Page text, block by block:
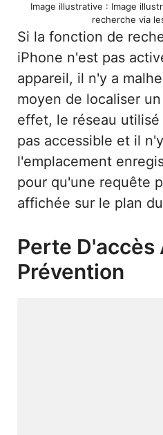
Image illustrative : Image
recherche via
Si la fonction de
iPhone n'est pas
appareil, il n'y a
moyen de localiser
effet, le réseau
pas accessible et il
l'emplacement
pour qu'une requête
affichée sur le plan
Perte D'accès
Prévention